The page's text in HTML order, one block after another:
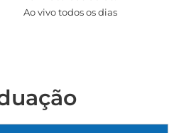
Ao vivo todos os dias